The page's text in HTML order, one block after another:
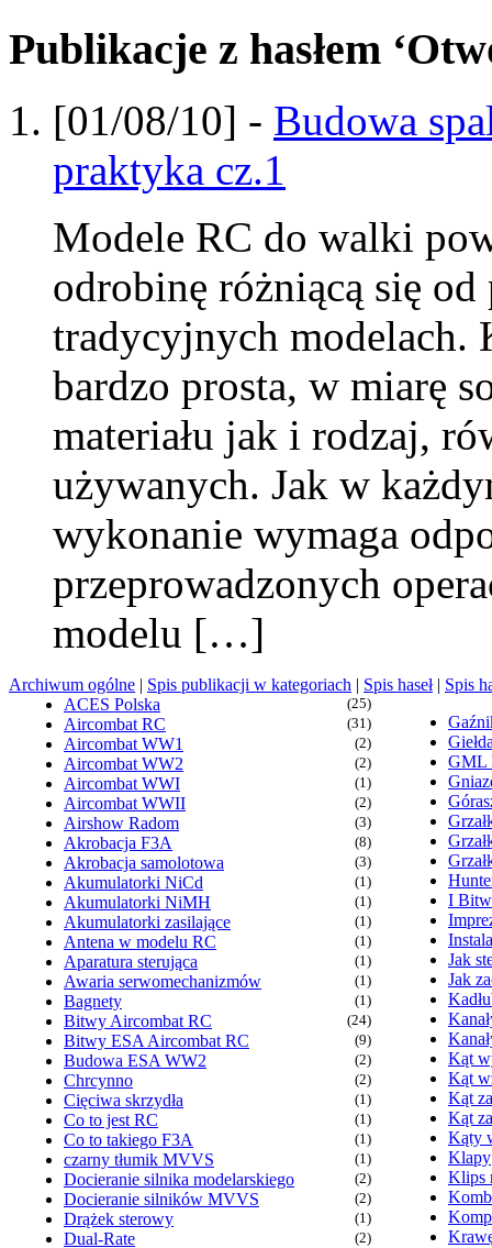
Publikacje z hasłem
[01/08/10] - Budowa
praktyka cz.1
Modele RC do walki
odrobinę różniącą się
tradycyjnych modelach.
bardzo prosta, w miarę
materiału jak i rodzaj,
używanych. Jak w
wykonanie wymaga
przeprowadzonych
modelu […]
Archiwum ogólne | Spis publikacji w kategoriach | Spis haseł| Spis
ACES Polska
(25)
Aircombat RC (31)
Aircombat WW1 (2)
Aircombat WW2 (2)
Aircombat WWI (1)
Aircombat WWII (2)
Airshow Radom (3)
Akrobacja F3A (8)
Akrobacja samolotowa (3)
Akumulatorki NiCd (1)
Akumulatorki NiMH (1)
Akumulatorki zasilające (1)
Antena w modelu RC (1)
Aparatura sterująca (1)
Awaria serwomechanizmów (1)
Bagnety (1)
Bitwy Aircombat RC (24)
Bitwy ESA Aircombat RC (9)
Budowa ESA WW2 (2)
Chrcynno (2)
Cięciwa skrzydła (1)
Co to jest RC (1)
Co to takiego F3A (1)
czarny tłumik MVVS (1)
Docieranie silnika modelarskiego (2)
Docieranie silników MVVS (2)
Drążek sterowy (1)
Dual-Rate (2)
GML
I
Jak
Jak
Kąt
Kąt
Kąt
Kąt
Kąty
Klapy
Klips